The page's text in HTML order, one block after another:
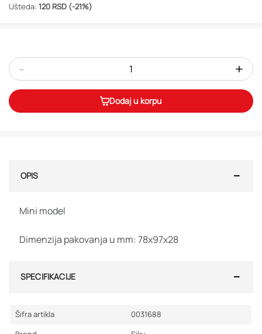
Ušteda: 120 RSD (-21%)
- +
Dodaj u korpu
OPIS
Mini model
Dimenzija pakovanja u mm: 78x97x28
SPECIFIKACIJE
Šifra artikla
0031688